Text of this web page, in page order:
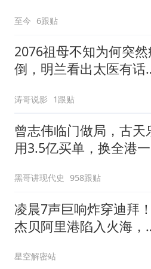
至今 6跟贴
2076祖母不知为何突然
倒，明兰看出太医有话
涛哥说影 1跟贴
曾志伟临门做局，古天
用3.5亿买单，换全港一
黑哥讲现代史 958跟贴
凌晨7声巨响炸穿迪拜！
杰贝阿里港陷入火海，
彻底心寒
星空解密站